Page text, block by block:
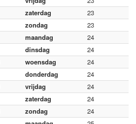
zaterdag
23
zondag
23
maandag
24
dinsdag
24
woensdag
24
donderdag
24
vrijdag
24
zaterdag
24
zondag
24